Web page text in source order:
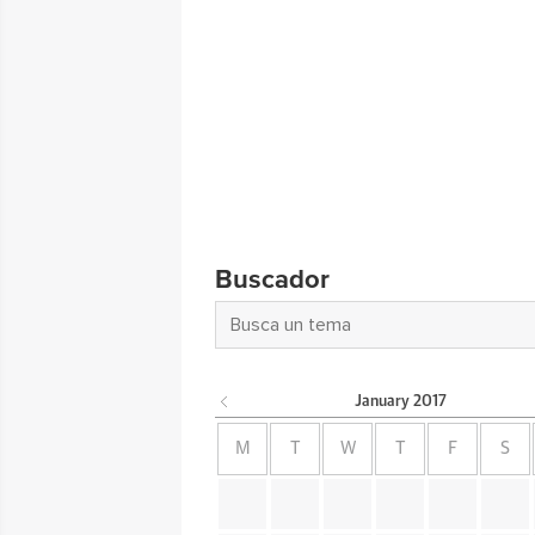
Buscador
January 2017
M W F S